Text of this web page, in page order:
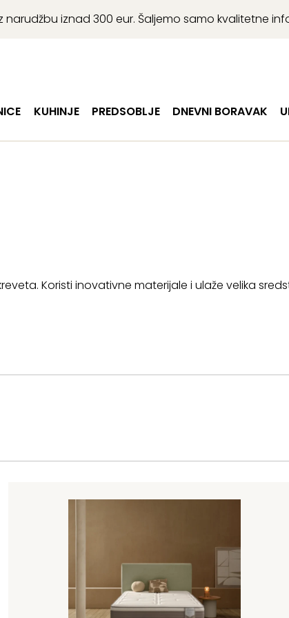
narudžbu iznad 300 eur. Šaljemo samo kvalitetne
KUHINJE PREDSOBLJE DNEVNI BORAVAK
Koristi inovativne materijale i ulaže velika